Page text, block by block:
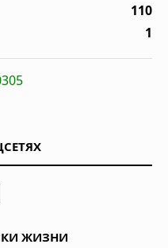
110
1
ЖИЗНИ